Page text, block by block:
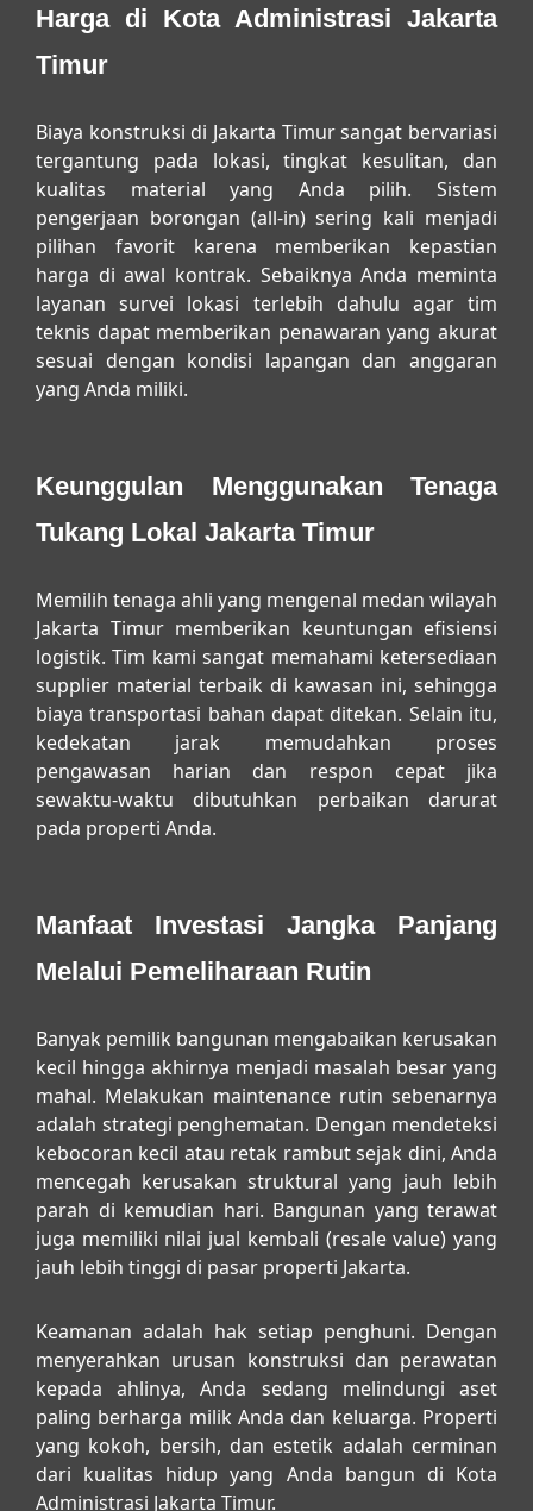
Harga di Kota Administrasi Jakarta
Timur
Biaya konstruksi di Jakarta Timur sangat bervariasi
tergantung pada lokasi, tingkat kesulitan, dan
kualitas material yang Anda pilih. Sistem
pengerjaan borongan (all-in) sering kali menjadi
pilihan favorit karena memberikan kepastian
harga di awal kontrak. Sebaiknya Anda meminta
layanan survei lokasi terlebih dahulu agar tim
teknis dapat memberikan penawaran yang akurat
sesuai dengan kondisi lapangan dan anggaran
yang Anda miliki.
Keunggulan Menggunakan Tenaga
Tukang Lokal Jakarta Timur
Memilih tenaga ahli yang mengenal medan wilayah
Jakarta Timur memberikan keuntungan efisiensi
logistik. Tim kami sangat memahami ketersediaan
supplier material terbaik di kawasan ini, sehingga
biaya transportasi bahan dapat ditekan. Selain itu,
kedekatan jarak memudahkan proses
pengawasan harian dan respon cepat jika
sewaktu-waktu dibutuhkan perbaikan darurat
pada properti Anda.
Manfaat Investasi Jangka Panjang
Melalui Pemeliharaan Rutin
Banyak pemilik bangunan mengabaikan kerusakan
kecil hingga akhirnya menjadi masalah besar yang
mahal. Melakukan maintenance rutin sebenarnya
adalah strategi penghematan. Dengan mendeteksi
kebocoran kecil atau retak rambut sejak dini, Anda
mencegah kerusakan struktural yang jauh lebih
parah di kemudian hari. Bangunan yang terawat
juga memiliki nilai jual kembali (resale value) yang
jauh lebih tinggi di pasar properti Jakarta.
Keamanan adalah hak setiap penghuni. Dengan
menyerahkan urusan konstruksi dan perawatan
kepada ahlinya, Anda sedang melindungi aset
paling berharga milik Anda dan keluarga. Properti
yang kokoh, bersih, dan estetik adalah cerminan
dari kualitas hidup yang Anda bangun di Kota
Administrasi Jakarta Timur.